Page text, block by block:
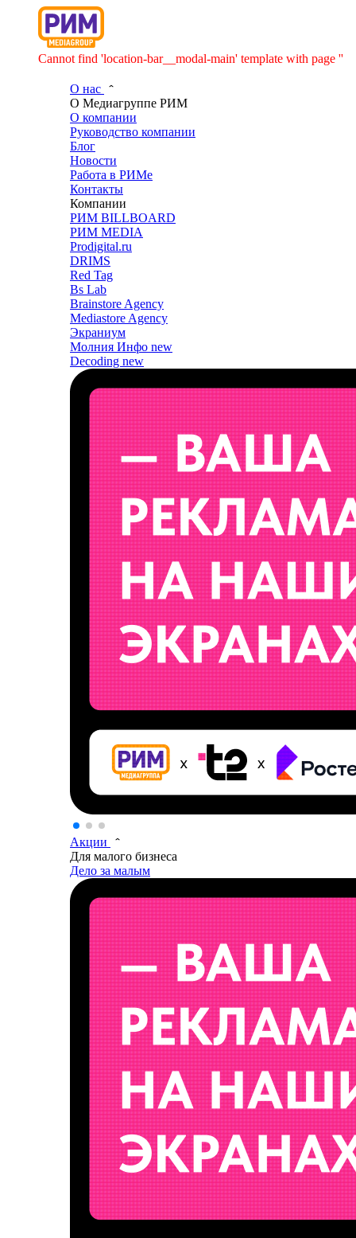
Cannot find 'location-bar__modal-main' template with page ''
О нас
О Медиагруппе РИМ
О компании
Руководство компании
Блог
Новости
Работа в РИМе
Контакты
Компании
РИМ BILLBOARD
РИМ MEDIA
Prodigital.ru
DRIMS
Red Tag
Bs Lab
Brainstore Agency
Mediastore Agency
Экраниум
Молния Инфо new
Decoding new
Акции
Для малого бизнеса
Дело за малым